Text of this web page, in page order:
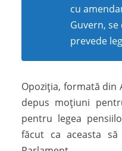
cu
Guvern,
prevede
Opoziția, formată din
depus moțiuni
pentru legea
făcut ca aceasta